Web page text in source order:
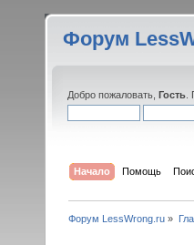
Форум
Добро пожаловать, Гость
Начало Помощь
Форум LessWrong.ru »